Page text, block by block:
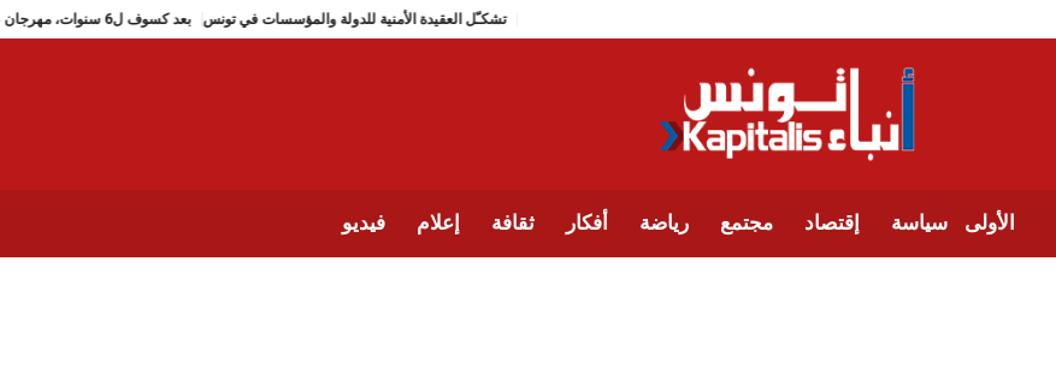
تشكـّل العقيدة الأمنية للدولة والمؤسسات في تونس بعد كسوف ل6 سنوات، مهرجان طبرقة للجاز يعود (من 2 الى 9 جويلية 2026)
الأولى سياسة إقتصاد مجتمع رياضة أفكار ثقافة إعلام فيديو